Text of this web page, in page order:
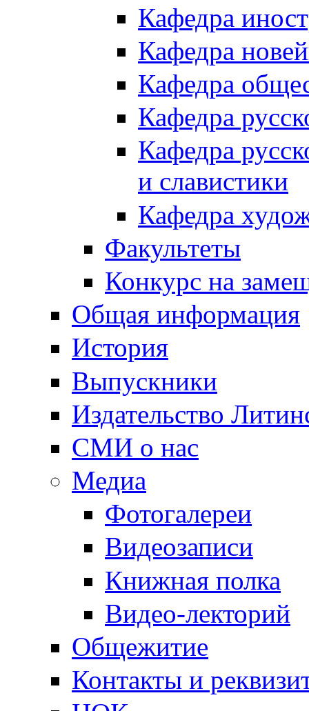
Кафедра
Кафедра
Кафедра
Кафедра
Кафедра
и славистики
Кафедра
Факультеты
Конкурс на
Общая информация
История
Выпускники
Издательство
СМИ о нас
Медиа
Фотогалереи
Видеозаписи
Книжная полка
Видео-лекторий
Общежитие
Контакты и